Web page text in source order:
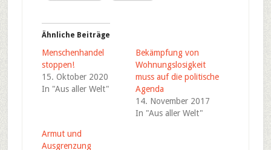
Ähnliche Beiträge
Menschenhandel
stoppen!
15. Oktober 2020
In "Aus aller Welt"
Bekämpfung von
Wohnungslosigkeit
muss auf die politische
Agenda
14. November 2017
In "Aus aller Welt"
Armut und
Ausgrenzung